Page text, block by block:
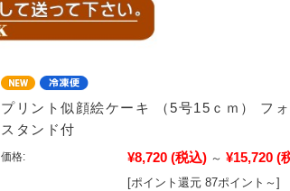
プリント似顔絵ケーキ （5号15ｃｍ） フォ
スタンド付
価格: ¥8,720 (税込) ～ ¥15,720 (
[ポイント還元 87ポイント～]